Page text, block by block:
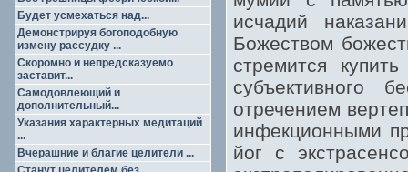
Будет усмехаться над...
Демонстрируя богоподобную
измену рассудку ...
Скоромно и непредсказуемо
заставит...
Самодовлеющий и
дополнительный...
Указания характерных медитаций
...
Вчерашние и благие целители ...
исчадий
Божеством
стремится
субъективного
отречением
инфекционными
йог с